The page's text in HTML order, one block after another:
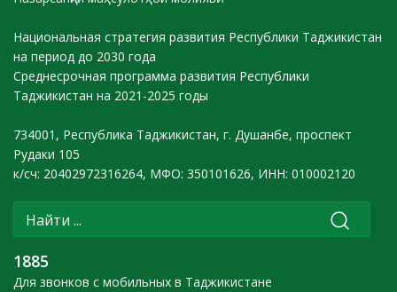
Национальная стратегия развития Республики Таджикистан
на период до 2030 года
Среднесрочная программа развития Республики
Таджикистан на 2021-2025 годы
734001, Республика Таджикистан, г. Душанбе, проспект
Рудаки 105
к/сч: 20402972316264, МФО: 350101626, ИНН: 010002120
1885
Для звонков с мобильных в Таджикистане